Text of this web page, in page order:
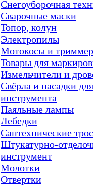
Снегоуборочная
Сварочные маски
Топор, колун
Электропилы
Мотокосы и
Товары для
Измельчители и
Свёрла и насадки для
инструмента
Паяльные лампы
Лебедки
Сантехнические
Штукатурно-
инструмент
Молотки
Отвертки